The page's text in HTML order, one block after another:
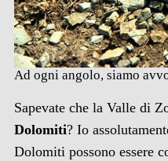
Ad ogni angolo, siamo
Sapevate che la Valle di
Dolomiti? Io
Dolomiti possono essere